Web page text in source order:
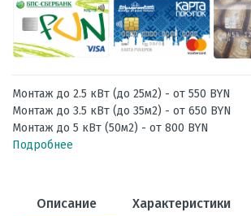
Монтаж до 2.5 кВт (до 25м2) - от 550 BYN
Монтаж до 3.5 кВт (до 35м2) - от 650 BYN
Монтаж до 5 кВт (50м2) - от 800 BYN
Подробнее
Описание Характеристики